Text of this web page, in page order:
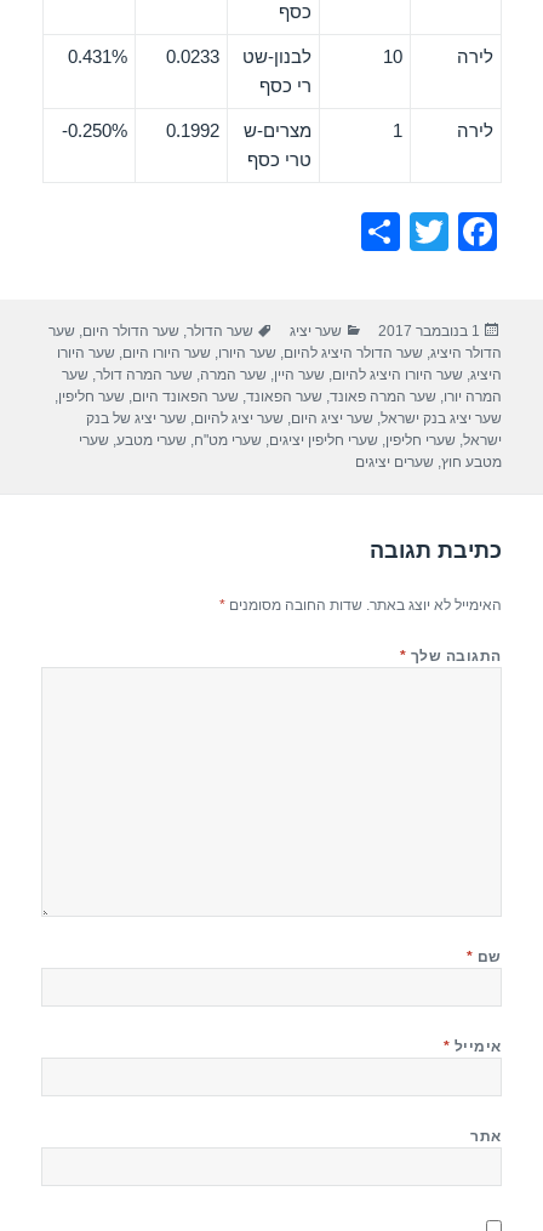
כסף
לירה 10
לבנון-שט
רי כסף
0.0233
0.431%
לירה 1
מצרים-ש
טרי כסף
0.1992
0.250%-
F
e
b
o
o
T
er
e
פורסם
בתאריך
1 בנובמבר 2017 קטגוריות
שער יציג תגיות
שער הדולר,שער הדולר היום,שער
הדולר היציג,שער הדולר היציג להיום,שער היורו,שער היורו היום,שער היורו
היציג,שער היורו היציג להיום,שער היין,שער המרה,שער המרה דולר,שער
המרה יורו,שער המרה פאונד,שער הפאונד,שער הפאונד היום,שער חליפין,
שער יציג בנק ישראל,שער יציג היום,שער יציג להיום,שער יציג של בנק
ישראל,שערי חליפין,שערי חליפין יציגים,שערי מט"ח,שערי מטבע,שערי
מטבע חוץ,שערים יציגים
כתיבת תגובה
האימייל לא יוצג באתר. שדות החובה מסומנים*
התגובה שלך *
שם *
אימייל *
אתר